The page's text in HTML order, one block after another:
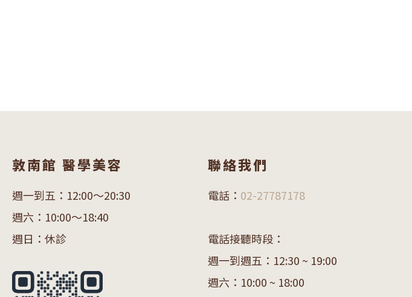
敦南館 醫學美容
週一到五：12:00～20:30
週六：10:00～18:40
週日：休診
聯絡我們
電話： 02-27787178
電話接聽時段：
週一到週五：12:30 ~ 19:00
週六：10:00 ~ 18:00